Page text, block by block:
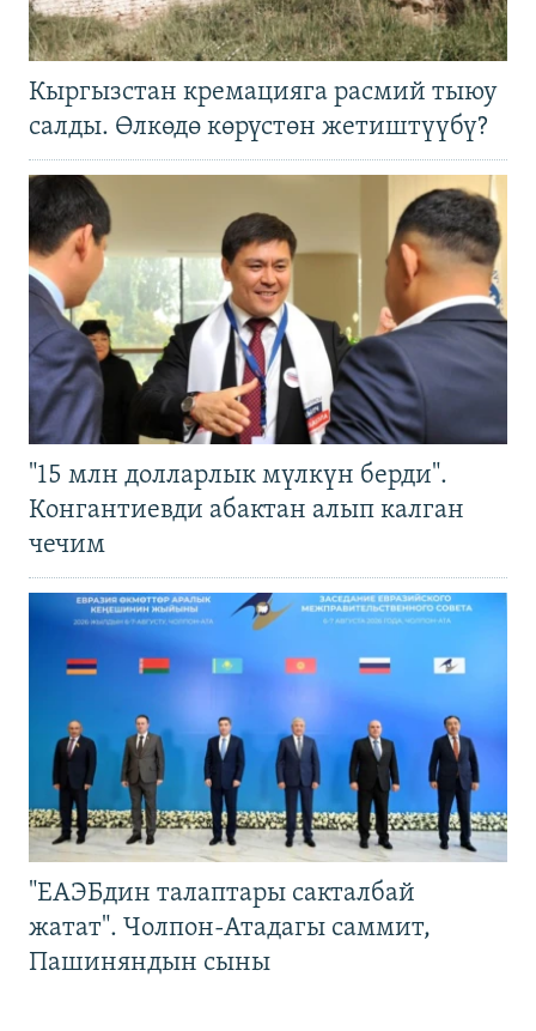
Кыргызстан кремацияга расмий тыюу
салды. Өлкөдө көрүстөн жетиштүүбү?
"15 млн долларлык мүлкүн берди".
Конгантиевди абактан алып калган
чечим
"ЕАЭБдин талаптары сакталбай
жатат". Чолпон-Атадагы саммит,
Пашиняндын сыны